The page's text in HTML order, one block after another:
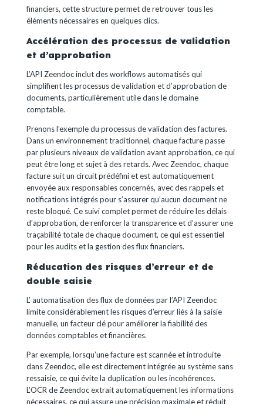
financiers, cette structure permet de retrouver tous les
éléments nécessaires en quelques clics.
Accélération des processus de validation
et d’approbation
L’API Zeendoc inclut des workflows automatisés qui
simplifient les processus de validation et d’approbation de
documents, particulièrement utile dans le domaine
comptable.
Prenons l’exemple du processus de validation des factures.
Dans un environnement traditionnel, chaque facture passe
par plusieurs niveaux de validation avant approbation, ce qui
peut être long et sujet à des retards. Avec Zeendoc, chaque
facture suit un circuit prédéfini et est automatiquement
envoyée aux responsables concernés, avec des rappels et
notifications intégrés pour s’assurer qu’aucun document ne
reste bloqué. Ce suivi complet permet de réduire les délais
d’approbation, de renforcer la transparence et d’assurer une
traçabilité totale de chaque document, ce qui est essentiel
pour les audits et la gestion des flux financiers.
Réducation des risques d’erreur et de
double saisie
L’ automatisation des flux de données par l’API Zeendoc
limite considérablement les risques d’erreur liés à la saisie
manuelle, un facteur clé pour améliorer la fiabilité des
données comptables et financières.
Par exemple, lorsqu’une facture est scannée et introduite
dans Zeendoc, elle est directement intégrée au système sans
ressaisie, ce qui évite la duplication ou les incohérences.
L’OCR de Zeendoc extrait automatiquement les informations
nécessaires, ce qui assure une précision maximale et réduit